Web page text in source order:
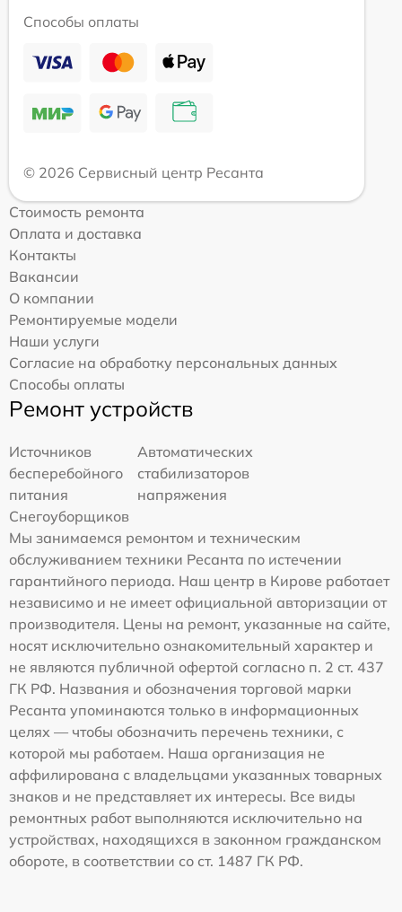
Способы оплаты
© 2026 Сервисный центр Ресанта
Стоимость ремонта
Оплата и доставка
Контакты
Вакансии
О компании
Ремонтируемые модели
Наши услуги
Согласие на обработку персональных данных
Способы оплаты
Ремонт устройств
Источников
бесперебойного
питания
Автоматических
стабилизаторов
напряжения
Снегоуборщиков
Мы занимаемся ремонтом и техническим
обслуживанием техники Ресанта по истечении
гарантийного периода. Наш центр в Кирове работает
независимо и не имеет официальной авторизации от
производителя. Цены на ремонт, указанные на сайте,
носят исключительно ознакомительный характер и
не являются публичной офертой согласно п. 2 ст. 437
ГК РФ. Названия и обозначения торговой марки
Ресанта упоминаются только в информационных
целях — чтобы обозначить перечень техники, с
которой мы работаем. Наша организация не
аффилирована с владельцами указанных товарных
знаков и не представляет их интересы. Все виды
ремонтных работ выполняются исключительно на
устройствах, находящихся в законном гражданском
обороте, в соответствии со ст. 1487 ГК РФ.